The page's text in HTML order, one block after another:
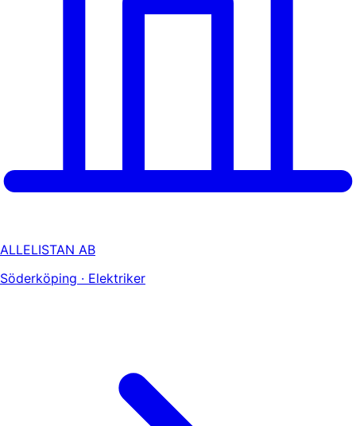
ALLELISTAN AB
Söderköping · Elektriker